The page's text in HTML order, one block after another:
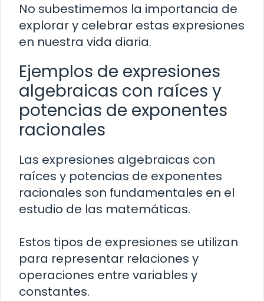
No subestimemos la importancia de
explorar y celebrar estas expresiones
en nuestra vida diaria.
Ejemplos de expresiones
algebraicas con raíces y
potencias de exponentes
racionales
Las expresiones algebraicas con
raíces y potencias de exponentes
racionales son fundamentales en el
estudio de las matemáticas.
Estos tipos de expresiones se utilizan
para representar relaciones y
operaciones entre variables y
constantes.